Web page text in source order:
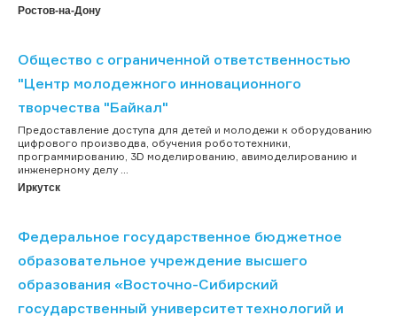
Ростов-на-Дону
Общество с ограниченной ответственностью
"Центр молодежного инновационного
творчества "Байкал"
Предоставление доступа для детей и молодежи к оборудованию
цифрового производва, обучения робототехники,
программированию, 3D моделированию, авимоделированию и
инженерному делу ...
Иркутск
Федеральное государственное бюджетное
образовательное учреждение высшего
образования «Восточно-Сибирский
государственный университет технологий и